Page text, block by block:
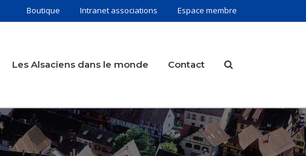
Boutique Intranet associations Espace membre
Les Alsaciens dans le monde Contact